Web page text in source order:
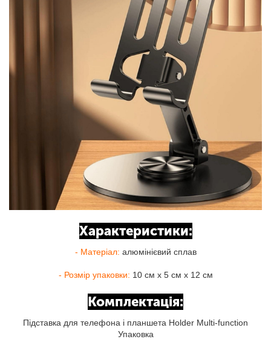
Характеристики:
- Матеріал: алюмінієвий сплав
- Розмір упаковки: 10 см x 5 см x 12 см
Комплектація:
Підставка для телефона і планшета Holder Multi-function
Упаковка